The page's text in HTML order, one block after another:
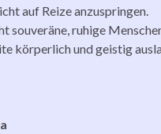
auf Reize anzuspringen.
souveräne, ruhige
körperlich und geistig